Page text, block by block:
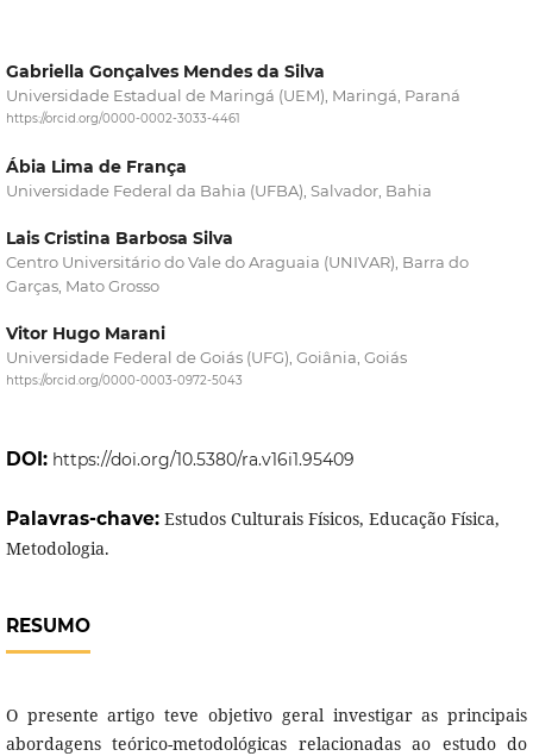
Gabriella Gonçalves Mendes da Silva
Universidade Estadual de Maringá (UEM), Maringá, Paraná
https://orcid.org/0000-0002-3033-4461
Ábia Lima de França
Universidade Federal da Bahia (UFBA), Salvador, Bahia
Lais Cristina Barbosa Silva
Centro Universitário do Vale do Araguaia (UNIVAR), Barra do
Garças, Mato Grosso
Vitor Hugo Marani
Universidade Federal de Goiás (UFG), Goiânia, Goiás
https://orcid.org/0000-0003-0972-5043
DOI: https://doi.org/10.5380/ra.v16i1.95409
Palavras-chave: Estudos Culturais Físicos, Educação Física,
Metodologia.
RESUMO
O presente artigo teve objetivo geral investigar as principais
abordagens teórico-metodológicas relacionadas ao estudo do